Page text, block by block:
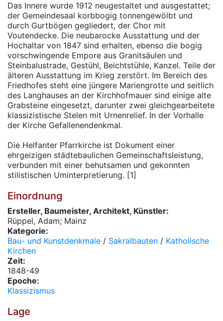
Das Innere wurde 1912 neugestaltet und ausgestattet;
der Gemeindesaal korbbogig tonnengewölbt und
durch Gurtbögen gegliedert, der Chor mit
Voutendecke. Die neubarocke Ausstattung und der
Hochaltar von 1847 sind erhalten, ebenso die bogig
vorschwingende Empore aus Granitsäulen und
Steinbalustrade, Gestühl, Beichtstühle, Kanzel. Teile der
älteren Ausstattung im Krieg zerstört. Im Bereich des
Friedhofes steht eine jüngere Mariengrotte und seitlich
des Langhauses an der Kirchhofmauer sind einige alte
Grabsteine eingesetzt, darunter zwei gleichgearbeitete
klassizistische Stelen mit Urnenrelief. In der Vorhalle
der Kirche Gefallenendenkmal.
Die Helfanter Pfarrkirche ist Dokument einer
ehrgeizigen städtebaulichen Gemeinschaftsleistung,
verbunden mit einer behutsamen und gekonnten
stilistischen Uminterpretierung. [1]
Einordnung
Ersteller, Baumeister, Architekt, Künstler:
Rüppel, Adam; Mainz
Kategorie:
Bau- und Kunstdenkmale / Sakralbauten / Katholische
Kirchen
Zeit:
1848-49
Epoche:
Klassizismus
Lage